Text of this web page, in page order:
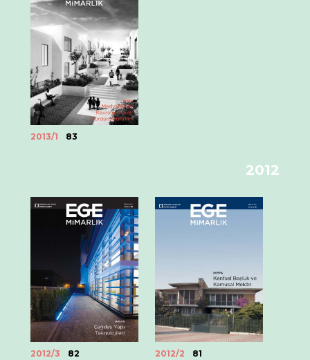
2012
2012/3 82 2012/2 81
2013/1 83